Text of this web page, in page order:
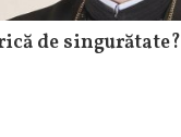
de singurătate?